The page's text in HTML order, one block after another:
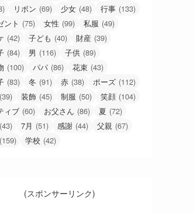
リボン (69) 少女 (48) 行事 (133)
ント (75) 女性 (99) 私服 (49)
(42) 子ども (40) 財産 (39)
(84) 男 (116) 子供 (89)
(100) パパ (86) 花束 (43)
(83) 冬 (91) 赤 (38) ポーズ (112)
(39) 装飾 (45) 制服 (50) 笑顔 (104)
ィブ (60) お父さん (86) 夏 (72)
(43) 7月 (51) 感謝 (44) 父親 (67)
(159) 学校 (42)
(スポンサーリンク)